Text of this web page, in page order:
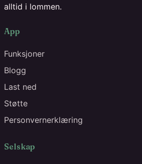
alltid i lommen.
App
Funksjoner
Blogg
Last ned
Støtte
Personvernerklæring
Selskap